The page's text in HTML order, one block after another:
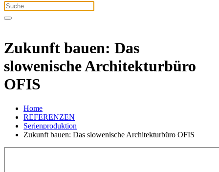
Zukunft bauen: Das
slowenische Architekturbüro
OFIS
Home
REFERENZEN
Serienproduktion
Zukunft bauen: Das slowenische Architekturbüro OFIS